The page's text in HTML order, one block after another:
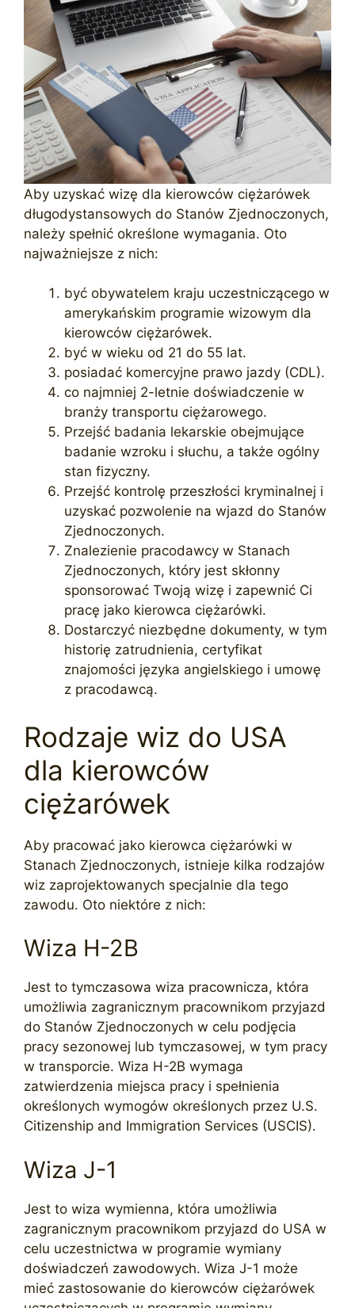
Aby uzyskać wizę dla kierowców ciężarówek
długodystansowych do Stanów Zjednoczonych,
należy spełnić określone wymagania. Oto
najważniejsze z nich:
być obywatelem kraju uczestniczącego w
amerykańskim programie wizowym dla
kierowców ciężarówek.
być w wieku od 21 do 55 lat.
posiadać komercyjne prawo jazdy (CDL).
co najmniej 2-letnie doświadczenie w
branży transportu ciężarowego.
Przejść badania lekarskie obejmujące
badanie wzroku i słuchu, a także ogólny
stan fizyczny.
Przejść kontrolę przeszłości kryminalnej i
uzyskać pozwolenie na wjazd do Stanów
Zjednoczonych.
Znalezienie pracodawcy w Stanach
Zjednoczonych, który jest skłonny
sponsorować Twoją wizę i zapewnić Ci
pracę jako kierowca ciężarówki.
Dostarczyć niezbędne dokumenty, w tym
historię zatrudnienia, certyfikat
znajomości języka angielskiego i umowę
z pracodawcą.
Rodzaje wiz do USA
dla kierowców
ciężarówek
Aby pracować jako kierowca ciężarówki w
Stanach Zjednoczonych, istnieje kilka rodzajów
wiz zaprojektowanych specjalnie dla tego
zawodu. Oto niektóre z nich:
Wiza H-2B
Jest to tymczasowa wiza pracownicza, która
umożliwia zagranicznym pracownikom przyjazd
do Stanów Zjednoczonych w celu podjęcia
pracy sezonowej lub tymczasowej, w tym pracy
w transporcie. Wiza H-2B wymaga
zatwierdzenia miejsca pracy i spełnienia
określonych wymogów określonych przez U.S.
Citizenship and Immigration Services (USCIS).
Wiza J-1
Jest to wiza wymienna, która umożliwia
zagranicznym pracownikom przyjazd do USA w
celu uczestnictwa w programie wymiany
doświadczeń zawodowych. Wiza J-1 może
mieć zastosowanie do kierowców ciężarówek